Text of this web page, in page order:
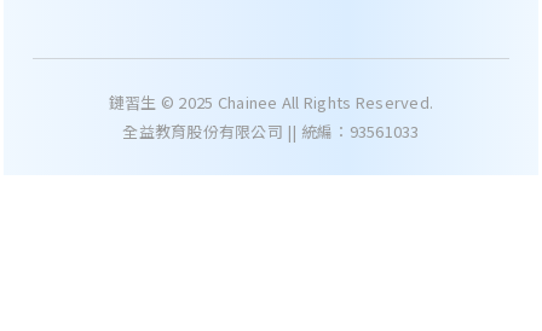
鏈習生 © 2025 Chainee All Rights Reserved.
全益教育股份有限公司 || 統編：93561033